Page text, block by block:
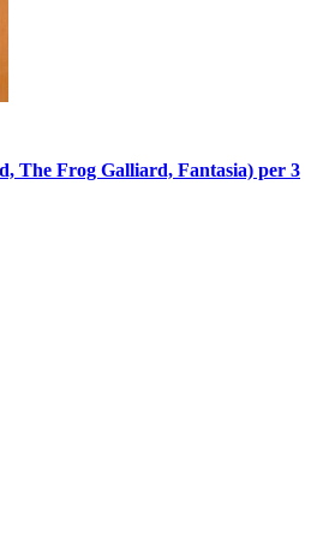
The Frog Galliard, Fantasia) per 3